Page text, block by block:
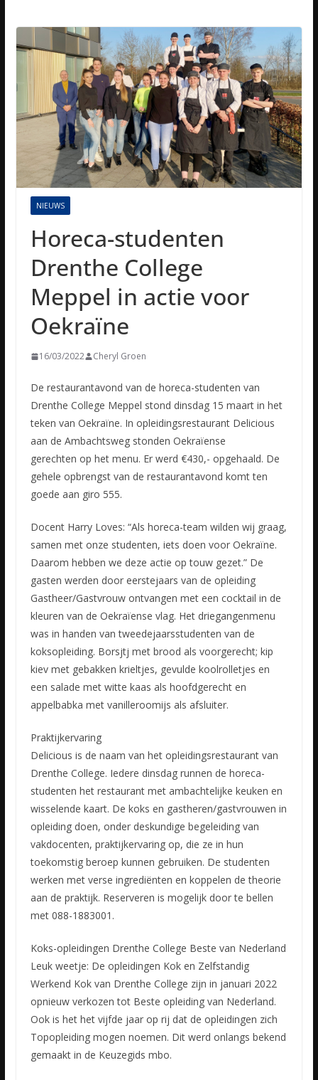
NIEUWS
Horeca-studenten
Drenthe College
Meppel in actie voor
Oekraïne
16/03/2022 Cheryl Groen
De restaurantavond van de horeca-studenten van
Drenthe College Meppel stond dinsdag 15 maart in het
teken van Oekraïne. In opleidingsrestaurant Delicious
aan de Ambachtsweg stonden Oekraïense
gerechten op het menu. Er werd €430,- opgehaald. De
gehele opbrengst van de restaurantavond komt ten
goede aan giro 555.
Docent Harry Loves: “Als horeca-team wilden wij graag,
samen met onze studenten, iets doen voor Oekraïne.
Daarom hebben we deze actie op touw gezet.” De
gasten werden door eerstejaars van de opleiding
Gastheer/Gastvrouw ontvangen met een cocktail in de
kleuren van de Oekraïense vlag. Het driegangenmenu
was in handen van tweedejaarsstudenten van de
koksopleiding. Borsjtj met brood als voorgerecht; kip
kiev met gebakken krieltjes, gevulde koolrolletjes en
een salade met witte kaas als hoofdgerecht en
appelbabka met vanilleroomijs als afsluiter.
Praktijkervaring
Delicious is de naam van het opleidingsrestaurant van
Drenthe College. Iedere dinsdag runnen de horeca-
studenten het restaurant met ambachtelijke keuken en
wisselende kaart. De koks en gastheren/gastvrouwen in
opleiding doen, onder deskundige begeleiding van
vakdocenten, praktijkervaring op, die ze in hun
toekomstig beroep kunnen gebruiken. De studenten
werken met verse ingrediënten en koppelen de theorie
aan de praktijk. Reserveren is mogelijk door te bellen
met 088-1883001.
Koks-opleidingen Drenthe College Beste van Nederland
Leuk weetje: De opleidingen Kok en Zelfstandig
Werkend Kok van Drenthe College zijn in januari 2022
opnieuw verkozen tot Beste opleiding van Nederland.
Ook is het het vijfde jaar op rij dat de opleidingen zich
Topopleiding mogen noemen. Dit werd onlangs bekend
gemaakt in de Keuzegids mbo.